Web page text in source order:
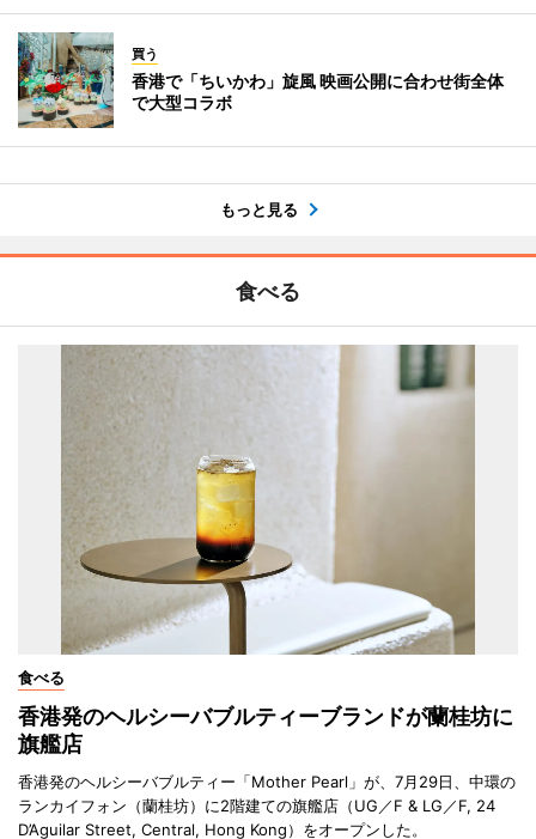
買う
香港で「ちいかわ」旋風 映画公開に合わせ街全体
で大型コラボ
もっと見る
食べる
食べる
香港発のヘルシーバブルティーブランドが蘭桂坊に
旗艦店
香港発のヘルシーバブルティー「Mother Pearl」が、7月29日、中環の
ランカイフォン（蘭桂坊）に2階建ての旗艦店（UG／F & LG／F, 24
D’Aguilar Street, Central, Hong Kong）をオープンした。